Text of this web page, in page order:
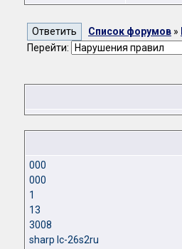
Список форумов »
Перейти:
000
000
1
13
3008
sharp lc-26s2ru